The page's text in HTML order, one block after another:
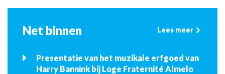
Net binnen Lees meer
Presentatie van het muzikale erfgoed van
Harry Bannink bij Loge Fraternité Almelo